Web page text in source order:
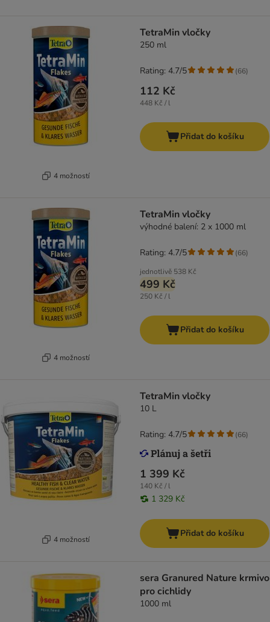
4 možností
TetraMin vločky
250 ml
112 Kč
448 Kč / l
Rating: 4.7/5 (66)
Přidat do košíku
4 možností
TetraMin vločky
výhodné balení: 2 x 1000 ml
jednotlivě 538 Kč
499 Kč
250 Kč / l
Rating: 4.7/5 (66)
Přidat do košíku
4 možností
TetraMin vločky
10 L
1 399 Kč
140 Kč / l
1 329 Kč
Rating: 4.7/5 (66)
Přidat do košíku
sera Granured Nature krmivo
pro cichlidy
1000 ml